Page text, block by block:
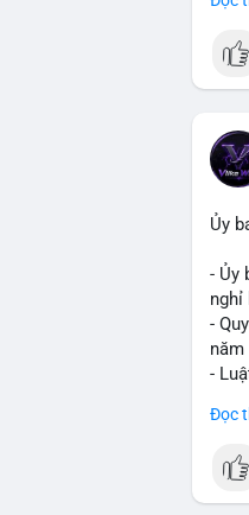
📰
Ủy
- Ủy
nghỉ
-
năm
-
- Sự
$btc
Đọc